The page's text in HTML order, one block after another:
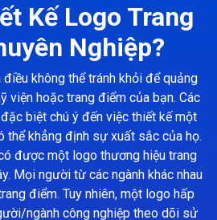
Kế Logo Trang
Nghiệp?
không thể tránh khỏi để quảng
viện hoặc trang điểm của bạn. Các
biệt chú ý đến việc thiết kế một
thể khẳng định sự xuất sắc của họ.
được một logo thương hiệu trang
Mọi người từ các ngành khác nhau
điểm. Tuy nhiên, một logo hấp
ngành công nghiệp theo dõi sử